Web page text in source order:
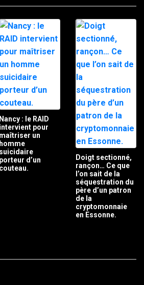
Nancy : le RAID
intervient pour
maîtriser un
homme
suicidaire
porteur d’un
couteau.
Doigt sectionné,
rançon… Ce que
l’on sait de la
séquestration du
père d’un patron
de la
cryptomonnaie
en Essonne.